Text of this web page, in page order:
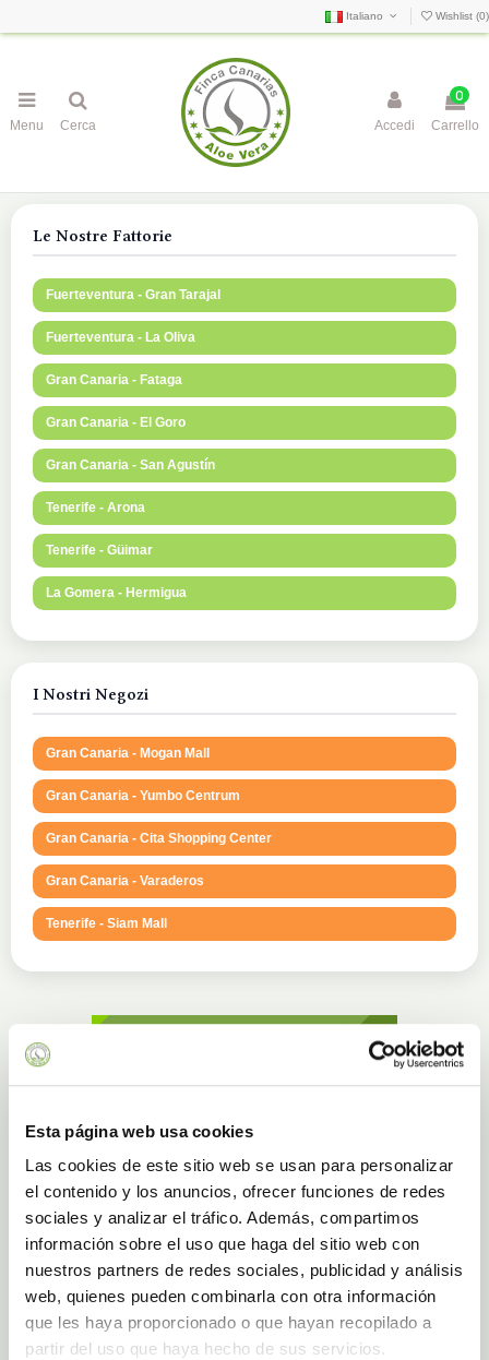
Esta página web usa cookies
Las cookies de este sitio web se usan para personalizar
el contenido y los anuncios, ofrecer funciones de redes
sociales y analizar el tráfico. Además, compartimos
información sobre el uso que haga del sitio web con
nuestros partners de redes sociales, publicidad y análisis
web, quienes pueden combinarla con otra información
que les haya proporcionado o que hayan recopilado a
partir del uso que haya hecho de sus servicios.
Italiano Wishlist (0)
Menu Cerca Accedi
0
Carrello
Le Nostre Fattorie
Fuerteventura - Gran Tarajal
Fuerteventura - La Oliva
Gran Canaria - Fataga
Gran Canaria - El Goro
Gran Canaria - San Agustín
Tenerife - Arona
Tenerife - Güimar
La Gomera - Hermigua
I Nostri Negozi
Gran Canaria - Mogan Mall
Gran Canaria - Yumbo Centrum
Gran Canaria - Cita Shopping Center
Gran Canaria - Varaderos
Tenerife - Siam Mall